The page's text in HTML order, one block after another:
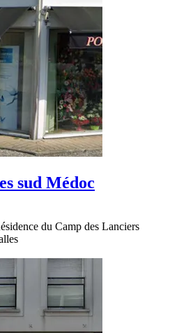
sud Médoc
du Camp des Lanciers